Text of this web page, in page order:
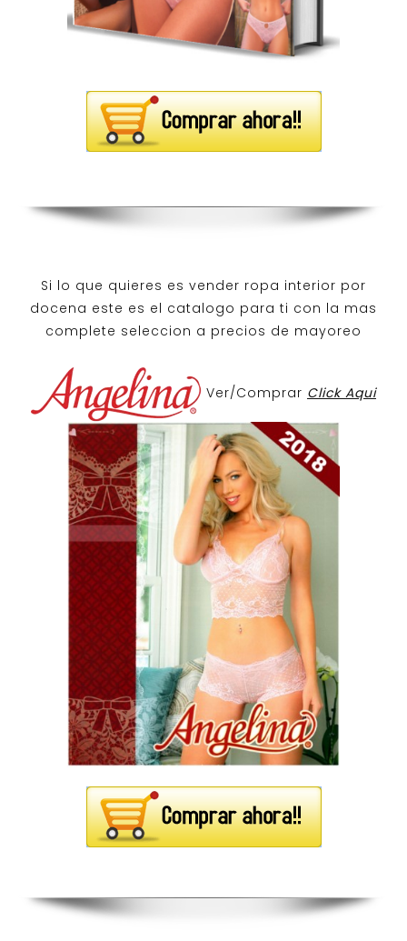
Si lo que quieres es vender ropa interior por
docena este es el catalogo para ti con la mas
complete seleccion a precios de mayoreo
Ver/Comprar Click Aqui